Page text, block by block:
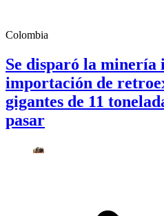
Colombia
Se disparó la minería
importación de
gigantes de 11
pasar